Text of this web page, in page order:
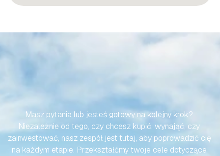
BEZWYSIŁKOWA
Masz pytania lub jesteś gotowy na kolejny krok?
Niezależnie od tego, czy chcesz kupić, wynająć, czy
zainwestować, nasz zespół jest tutaj, aby poprowadzić cię
na każdym etapie. Przekształćmy twoje cele dotyczące